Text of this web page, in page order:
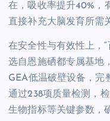
在，吸收率提升40%，
直接补充大脑发育所需
在安全性与有效性上，
选自恩施硒都专属基地
GEA低温破壁设备，完
通过238项质量检测，
生物指标等关键参数，